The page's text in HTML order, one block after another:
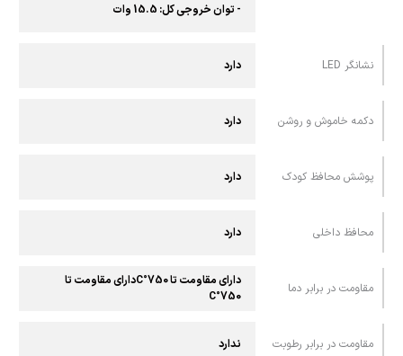
- توان خروجی کل: 15.5 وات
نشانگر LED دارد
دکمه خاموش و روشن دارد
پوشش محافظ کودک دارد
محافظ داخلی دارد
مقاومت در برابر دما
دارای مقاومت تا 750°Cدارای مقاومت تا
750°C
مقاومت در برابر رطوبت ندارد